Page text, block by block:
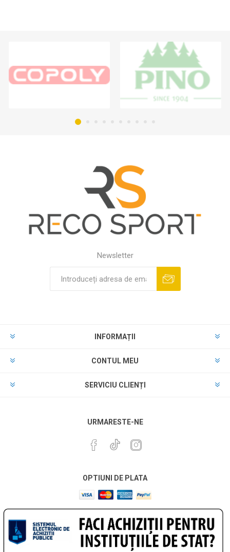
Newsletter
INFORMAȚII
CONTUL MEU
SERVICIU CLIENȚI
URMARESTE-NE
OPTIUNI DE PLATA